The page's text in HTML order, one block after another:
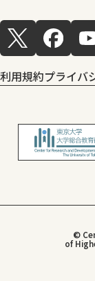
利用規約プライバ
©
of